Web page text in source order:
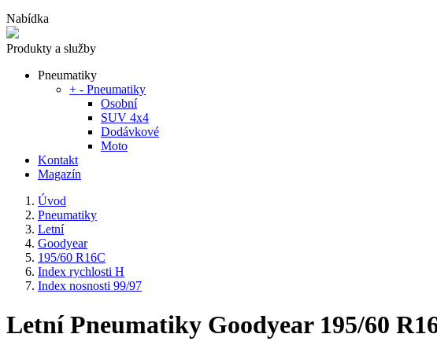
Nabídka
Produkty a služby
Pneumatiky
+ - Pneumatiky
Osobní
SUV 4x4
Dodávkové
Moto
Kontakt
Magazín
Úvod
Pneumatiky
Letní
Goodyear
195/60 R16C
Index rychlosti H
Index nosnosti 99/97
Letní Pneumatiky Goodyear 195/60